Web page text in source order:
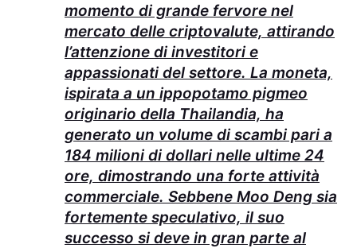
momento di grande fervore nel
mercato delle criptovalute, attirando
l’attenzione di investitori e
appassionati del settore. La moneta,
ispirata a un ippopotamo pigmeo
originario della Thailandia, ha
generato un volume di scambi pari a
184 milioni di dollari nelle ultime 24
ore, dimostrando una forte attività
commerciale. Sebbene Moo Deng sia
fortemente speculativo, il suo
successo si deve in gran parte al